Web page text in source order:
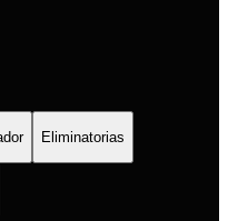
Eliminatorias